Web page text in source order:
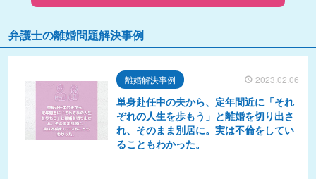
弁護士の離婚問題解決事例
離婚解決事例 2023.02.06
単身赴任中の夫から、定年間近に「それ
ぞれの人生を歩もう」と離婚を切り出さ
れ、そのまま別居に。実は不倫をしてい
ることもわかった。